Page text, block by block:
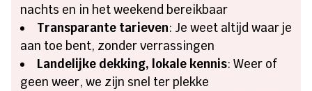
nachts en in het weekend bereikbaar
Transparante tarieven: Je weet altijd waar je
aan toe bent, zonder verrassingen
Landelijke dekking, lokale kennis: Weer of
geen weer, we zijn snel ter plekke